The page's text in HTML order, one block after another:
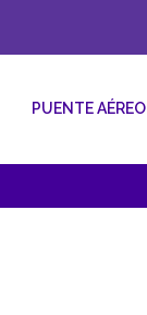
PUENTE AÉREO